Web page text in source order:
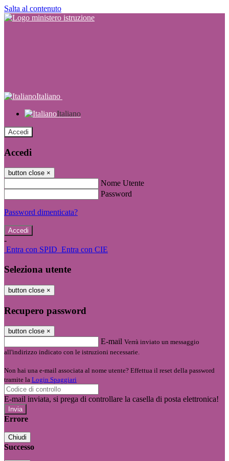
Salta al contenuto
Italiano
Italiano
Accedi
Accedi
button close ×
Nome Utente
Password
Password dimenticata?
-
Entra con SPID Entra con CIE
Seleziona utente
button close ×
Recupero password
button close ×
E-mail Verrà inviato un messaggio
all'indirizzo indicato con le istruzioni necessarie.
Non hai una e-mail associata al nome utente? Effettua il reset della password
tramite la Login Spaggiari
E-mail inviata, si prega di controllare la casella di posta elettronica!
Errore
Chiudi
Successo